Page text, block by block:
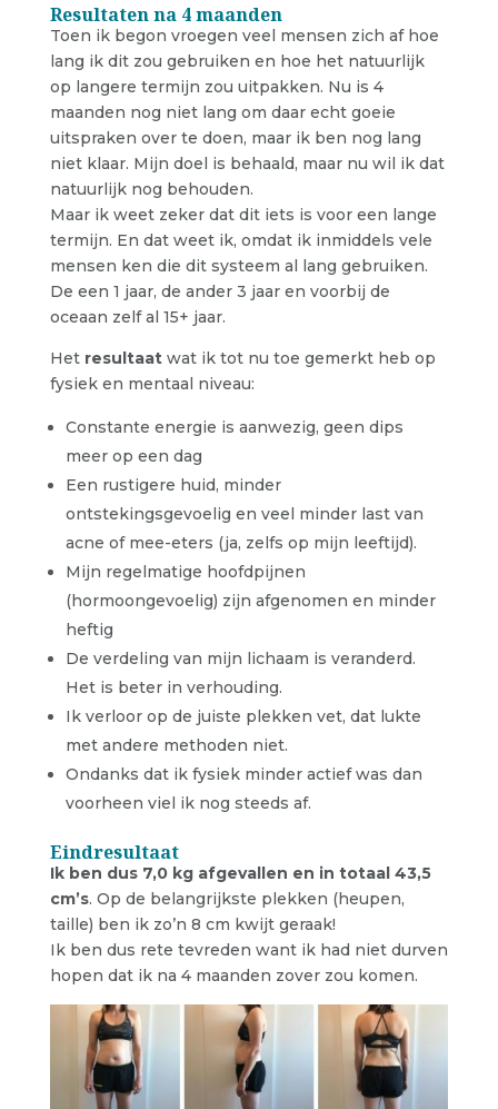
Resultaten na 4 maanden
Toen ik begon vroegen veel mensen zich af hoe
lang ik dit zou gebruiken en hoe het natuurlijk
op langere termijn zou uitpakken. Nu is 4
maanden nog niet lang om daar echt goeie
uitspraken over te doen, maar ik ben nog lang
niet klaar. Mijn doel is behaald, maar nu wil ik dat
natuurlijk nog behouden.
Maar ik weet zeker dat dit iets is voor een lange
termijn. En dat weet ik, omdat ik inmiddels vele
mensen ken die dit systeem al lang gebruiken.
De een 1 jaar, de ander 3 jaar en voorbij de
oceaan zelf al 15+ jaar.
Het resultaat wat ik tot nu toe gemerkt heb op
fysiek en mentaal niveau:
Constante energie is aanwezig, geen dips
meer op een dag
Een rustigere huid, minder
ontstekingsgevoelig en veel minder last van
acne of mee-eters (ja, zelfs op mijn leeftijd).
Mijn regelmatige hoofdpijnen
(hormoongevoelig) zijn afgenomen en minder
heftig
De verdeling van mijn lichaam is veranderd.
Het is beter in verhouding.
Ik verloor op de juiste plekken vet, dat lukte
met andere methoden niet.
Ondanks dat ik fysiek minder actief was dan
voorheen viel ik nog steeds af.
Eindresultaat
Ik ben dus 7,0 kg afgevallen en in totaal 43,5
cm’s. Op de belangrijkste plekken (heupen,
taille) ben ik zo’n 8 cm kwijt geraak!
Ik ben dus rete tevreden want ik had niet durven
hopen dat ik na 4 maanden zover zou komen.